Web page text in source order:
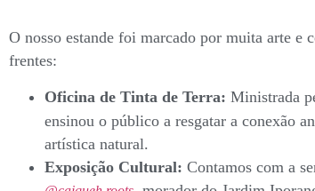
O nosso estande foi marcado por muita arte e
frentes:
Oficina de Tinta de Terra: Ministrada
ensinou o público a resgatar a conexão
artística natural.
Exposição Cultural: Contamos com a